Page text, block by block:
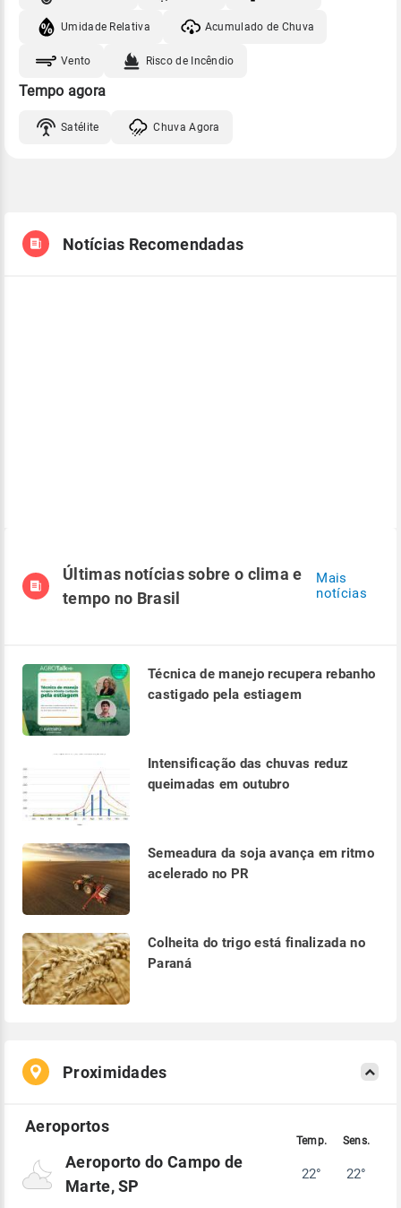
Umidade Relativa Acumulado de Chuva
Vento Risco de Incêndio
Tempo agora
Satélite Chuva Agora
Notícias Recomendadas
Últimas notícias sobre o clima e
tempo no Brasil
Mais
notícias
Técnica de manejo recupera rebanho
castigado pela estiagem
Intensificação das chuvas reduz
queimadas em outubro
Semeadura da soja avança em ritmo
acelerado no PR
Colheita do trigo está finalizada no
Paraná
Proximidades
Aeroporto do Campo de
Marte, SP
22° 22°